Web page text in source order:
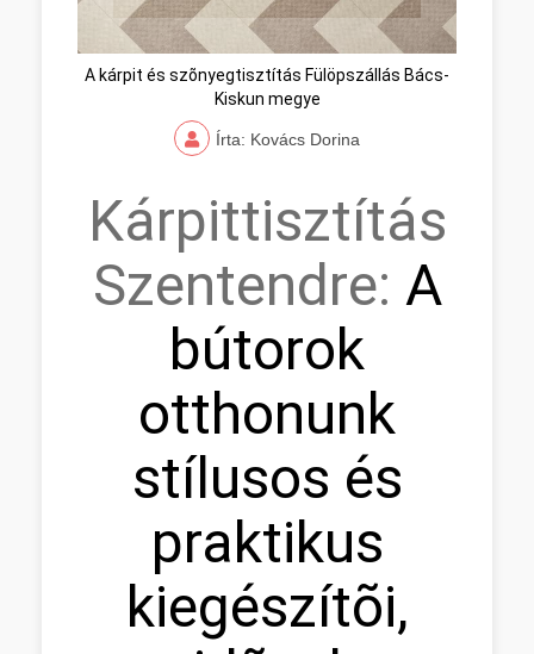
A kárpit és szõnyegtisztítás Fülöpszállás Bács-
Kiskun megye
Írta: Kovács Dorina
Kárpittisztítás
Szentendre: A
bútorok
otthonunk
stílusos és
praktikus
kiegészítõi,